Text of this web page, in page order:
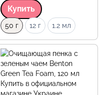
Купить
Объем
50 г 12 г 1.2 мл